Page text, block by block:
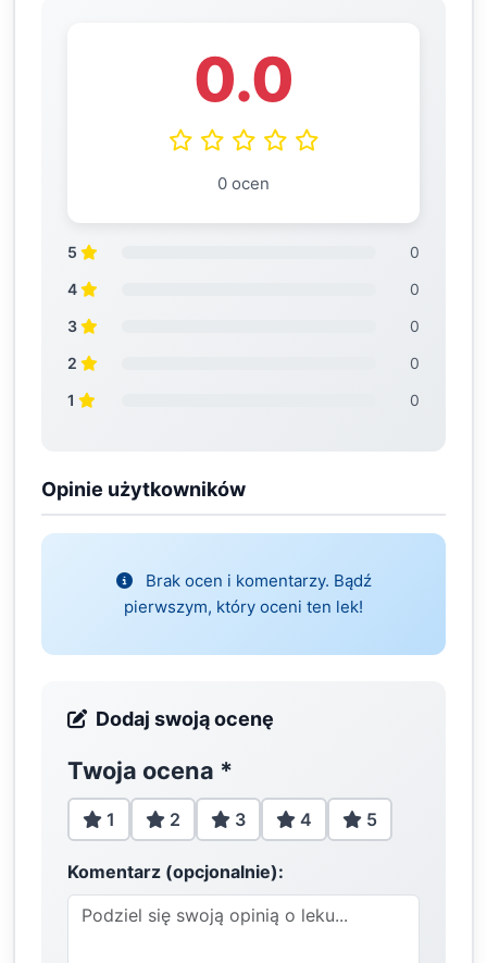
0.0
0 ocen
5
0
4
0
3
0
2
0
1
0
Opinie użytkowników
Brak ocen i komentarzy. Bądź
pierwszym, który oceni ten lek!
Dodaj swoją ocenę
Twoja ocena *
1 2 3 4 5
Komentarz (opcjonalnie):